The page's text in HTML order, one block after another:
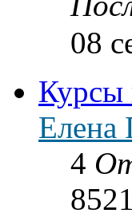
08
Курсы
Елена
4
8521